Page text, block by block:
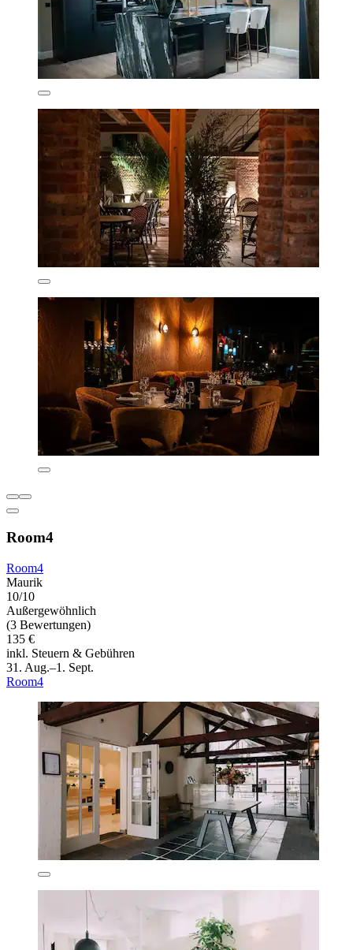
Room4
Room4
Maurik
10/10
Außergewöhnlich
(3 Bewertungen)
135 €
inkl. Steuern & Gebühren
31. Aug.–1. Sept.
Room4